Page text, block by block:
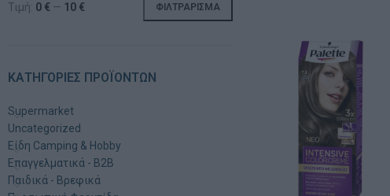
ΦΙΛΤΡΆΡΙΣΜΑ
Τιμή: 0 € — 10 €
ΚΑΤΗΓΟΡΊΕΣ ΠΡΟΪΌΝΤΩΝ
Supermarket
Uncategorized
Είδη Camping & Hobby
Επαγγελματικά - B2B
Παιδικά - Βρεφικά